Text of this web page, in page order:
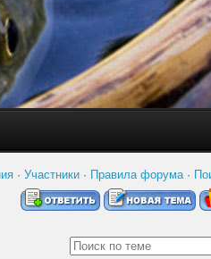
· Участники · Правила форума·